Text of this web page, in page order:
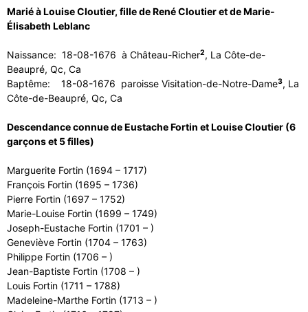
Marié à Louise Cloutier, fille de René Cloutier et de Marie-
Élisabeth Leblanc
Naissance: 18-08-1676 à Château-Richer2, La Côte-de-
Beaupré, Qc, Ca
Baptême: 18-08-1676 paroisse Visitation-de-Notre-Dame3, La
Côte-de-Beaupré, Qc, Ca
Descendance connue de Eustache Fortin et Louise Cloutier (6
garçons et 5 filles)
Marguerite Fortin (1694 – 1717)
François Fortin (1695 – 1736)
Pierre Fortin (1697 – 1752)
Marie-Louise Fortin (1699 – 1749)
Joseph-Eustache Fortin (1701 – )
Geneviève Fortin (1704 – 1763)
Philippe Fortin (1706 – )
Jean-Baptiste Fortin (1708 – )
Louis Fortin (1711 – 1788)
Madeleine-Marthe Fortin (1713 – )